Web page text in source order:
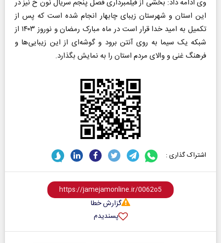
وی ادامه داد: بخشی از فیلمبرداری فصل پنجم سریال نون خ نیز در
این استان و شهرستان زیبای چابهار انجام شده است که پس از
تکمیل به امید خدا قرار است در ماه مبارک رمضان و نوروز ۱۴۰۳ از
شبکه یک سیما به روی آنتن برود و گوشه‌ای از این زیبایی‌ها و
فرهنگ غنی و والای مردم استان را به نمایش بگذارد.
اشتراک گذاری :
گزارش خطا
پسندیدم